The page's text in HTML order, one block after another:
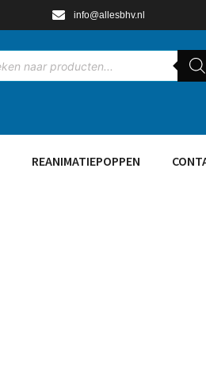
info@allesbhv.nl
REANIMATIEPOPPEN